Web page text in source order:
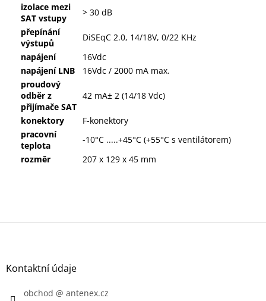
izolace mezi
SAT vstupy
> 30 dB
přepínání
výstupů
DiSEqC 2.0, 14/18V, 0/22 KHz
napájení
16Vdc
napájení LNB
16Vdc / 2000 mA max.
proudový
odběr z
přijímače SAT
42 mA± 2 (14/18 Vdc)
konektory
F-konektory
pracovní
teplota
-10°C .....+45°C (+55°C s ventilátorem)
rozměr
207 x 129 x 45 mm
Z
Kontaktní údaje
obchod @ antenex.cz